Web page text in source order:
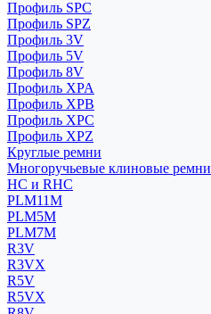
Профиль SPC
Профиль SPZ
Профиль 3V
Профиль 5V
Профиль 8V
Профиль XPA
Профиль XPB
Профиль XPC
Профиль XPZ
Круглые ремни
Многоручьевые клиновые ремни
HC и RHC
PLM11M
PLM5M
PLM7M
R3V
R3VX
R5V
R5VX